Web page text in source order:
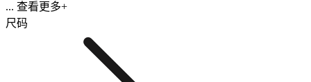
... 查看更多+
尺码